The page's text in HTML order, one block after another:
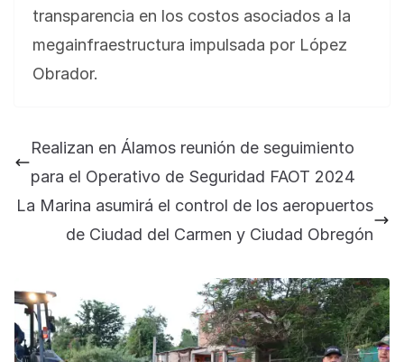
transparencia en los costos asociados a la
megainfraestructura impulsada por López
Obrador.
Realizan en Álamos reunión de seguimiento
para el Operativo de Seguridad FAOT 2024
La Marina asumirá el control de los aeropuertos
de Ciudad del Carmen y Ciudad Obregón